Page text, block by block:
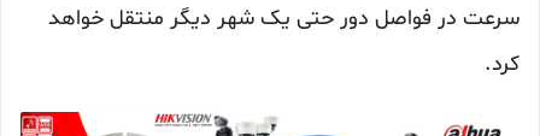
سرعت در فواصل دور حتی یک شهر دیگر منتقل خواهد
کرد.